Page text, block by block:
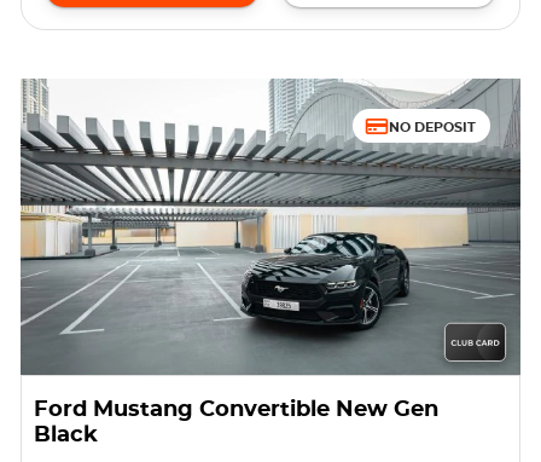
NO DEPOSIT
Ford Mustang Convertible New Gen
Black